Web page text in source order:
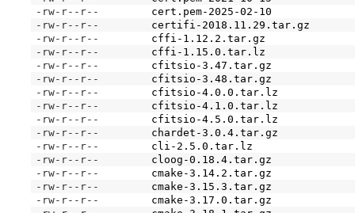
-rw-r--r--
cert.pem-2025-02-10
-rw-r--r--
certifi-2018.11.29.tar.gz
-rw-r--r--
cffi-1.12.2.tar.gz
-rw-r--r--
cffi-1.15.0.tar.lz
-rw-r--r--
cfitsio-3.47.tar.gz
-rw-r--r--
cfitsio-3.48.tar.gz
-rw-r--r--
cfitsio-4.0.0.tar.lz
-rw-r--r--
cfitsio-4.1.0.tar.lz
-rw-r--r--
cfitsio-4.5.0.tar.lz
-rw-r--r--
chardet-3.0.4.tar.gz
-rw-r--r--
cli-2.5.0.tar.lz
-rw-r--r--
cloog-0.18.4.tar.gz
-rw-r--r--
cmake-3.14.2.tar.gz
-rw-r--r--
cmake-3.15.3.tar.gz
-rw-r--r--
cmake-3.17.0.tar.gz